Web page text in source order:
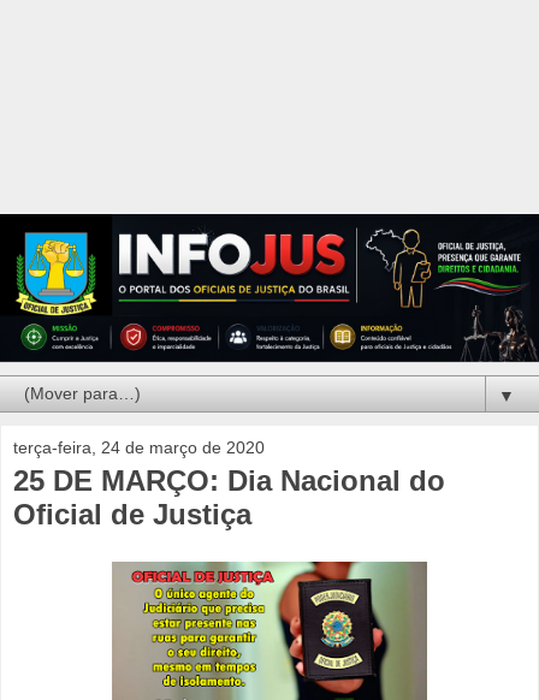
▼
terça-feira, 24 de março de 2020
25 DE MARÇO: Dia Nacional do
Oficial de Justiça